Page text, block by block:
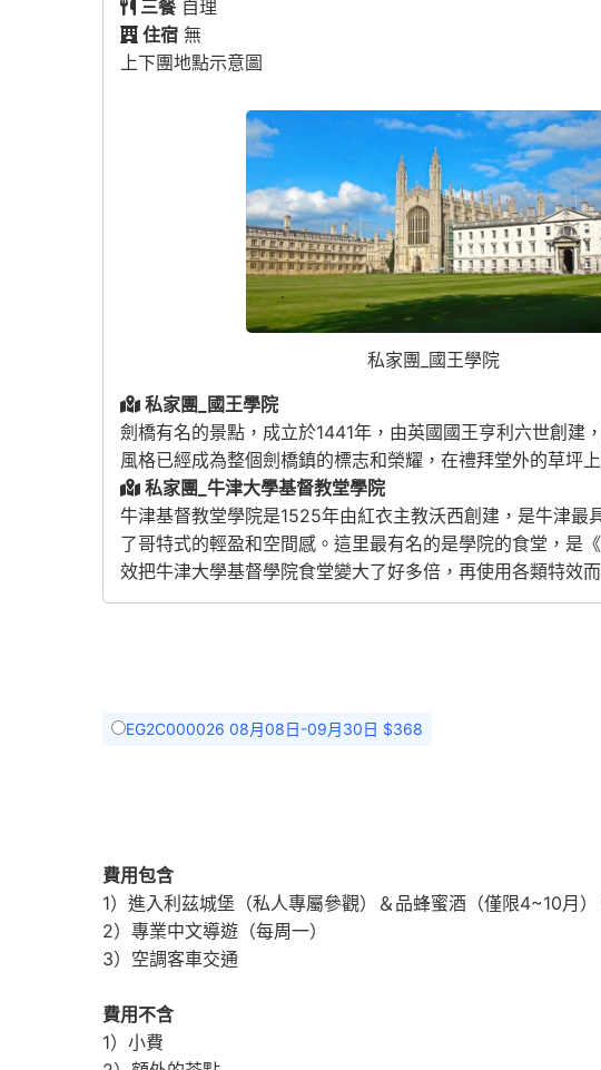
三餐自理
住宿 無
上下團地點示意圖
私家團_國王學院
私家團_國王學院
劍橋有名的景點，成立於1441年，由英國國王亨利六世創建
風格已經成為整個劍橋鎮的標志和榮耀，在禮拜堂外的草坪
私家團_牛津大學基督教堂學院
牛津基督教堂學院是1525年由紅衣主教沃西創建，是牛津
了哥特式的輕盈和空間感。這里最有名的是學院的食堂，
效把牛津大學基督學院食堂變大了好多倍，再使用各類特效而
EG2C000026 08月08日-09月30日 $368
費用包含
1）進入利茲城堡（私人專屬參觀）＆品蜂蜜酒（僅限4~10月
2）專業中文導遊（每周一）
3）空調客車交通
費用不含
1）小費